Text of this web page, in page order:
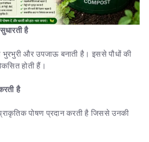
है
और उपजाऊ बनाती है। इससे पौधों की
होती हैं।
है
पोषण प्रदान करती है जिससे उनकी